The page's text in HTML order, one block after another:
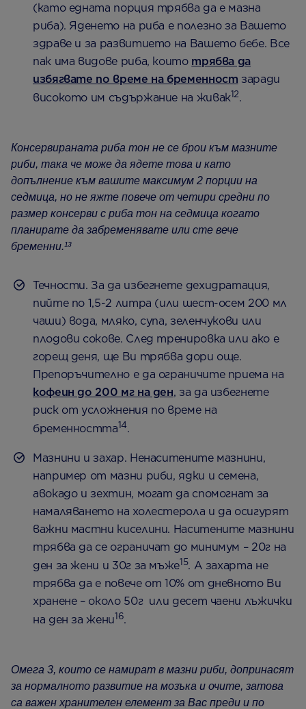
(като едната порция трябва да е мазна
риба). Яденето на риба е полезно за Вашето
здраве и за развитието на Вашето бебе. Все
пак има видове риба, които трябва да
избягвате по време на бременност заради
високото им съдържание на живак12.
Консервираната риба тон не се брои към мазните
риби, така че може да ядете това и като
допълнение към вашите максимум 2 порции на
седмица, но не яжте повече от четири средни по
размер консерви с риба тон на седмица когато
планирате да забременявате или сте вече
бременни.¹³
Течности. За да избегнете дехидратация,
пийте по 1,5-2 литра (или шест-осем 200 мл
чаши) вода, мляко, супа, зеленчукови или
плодови сокове. След тренировка или ако е
горещ деня, ще Ви трябва дори още.
Препоръчително е да ограничите приема на
кофеин до 200 мг на ден, за да избегнете
риск от усложнения по време на
бременността14.
Мазнини и захар. Ненаситените мазнини,
например от мазни риби, ядки и семена,
авокадо и зехтин, могат да спомогнат за
намаляването на холестерола и да осигурят
важни мастни киселини. Наситените мазнини
трябва да се ограничат до минимум – 20г на
ден за жени и 30г за мъже15. А захарта не
трябва да е повече от 10% от дневното Ви
хранене – около 50г или десет чаени лъжички
на ден за жени16.
Омега 3, които се намират в мазни риби, допринасят
за нормалното развитие на мозъка и очите, затова
са важен хранителен елемент за Вас преди и по